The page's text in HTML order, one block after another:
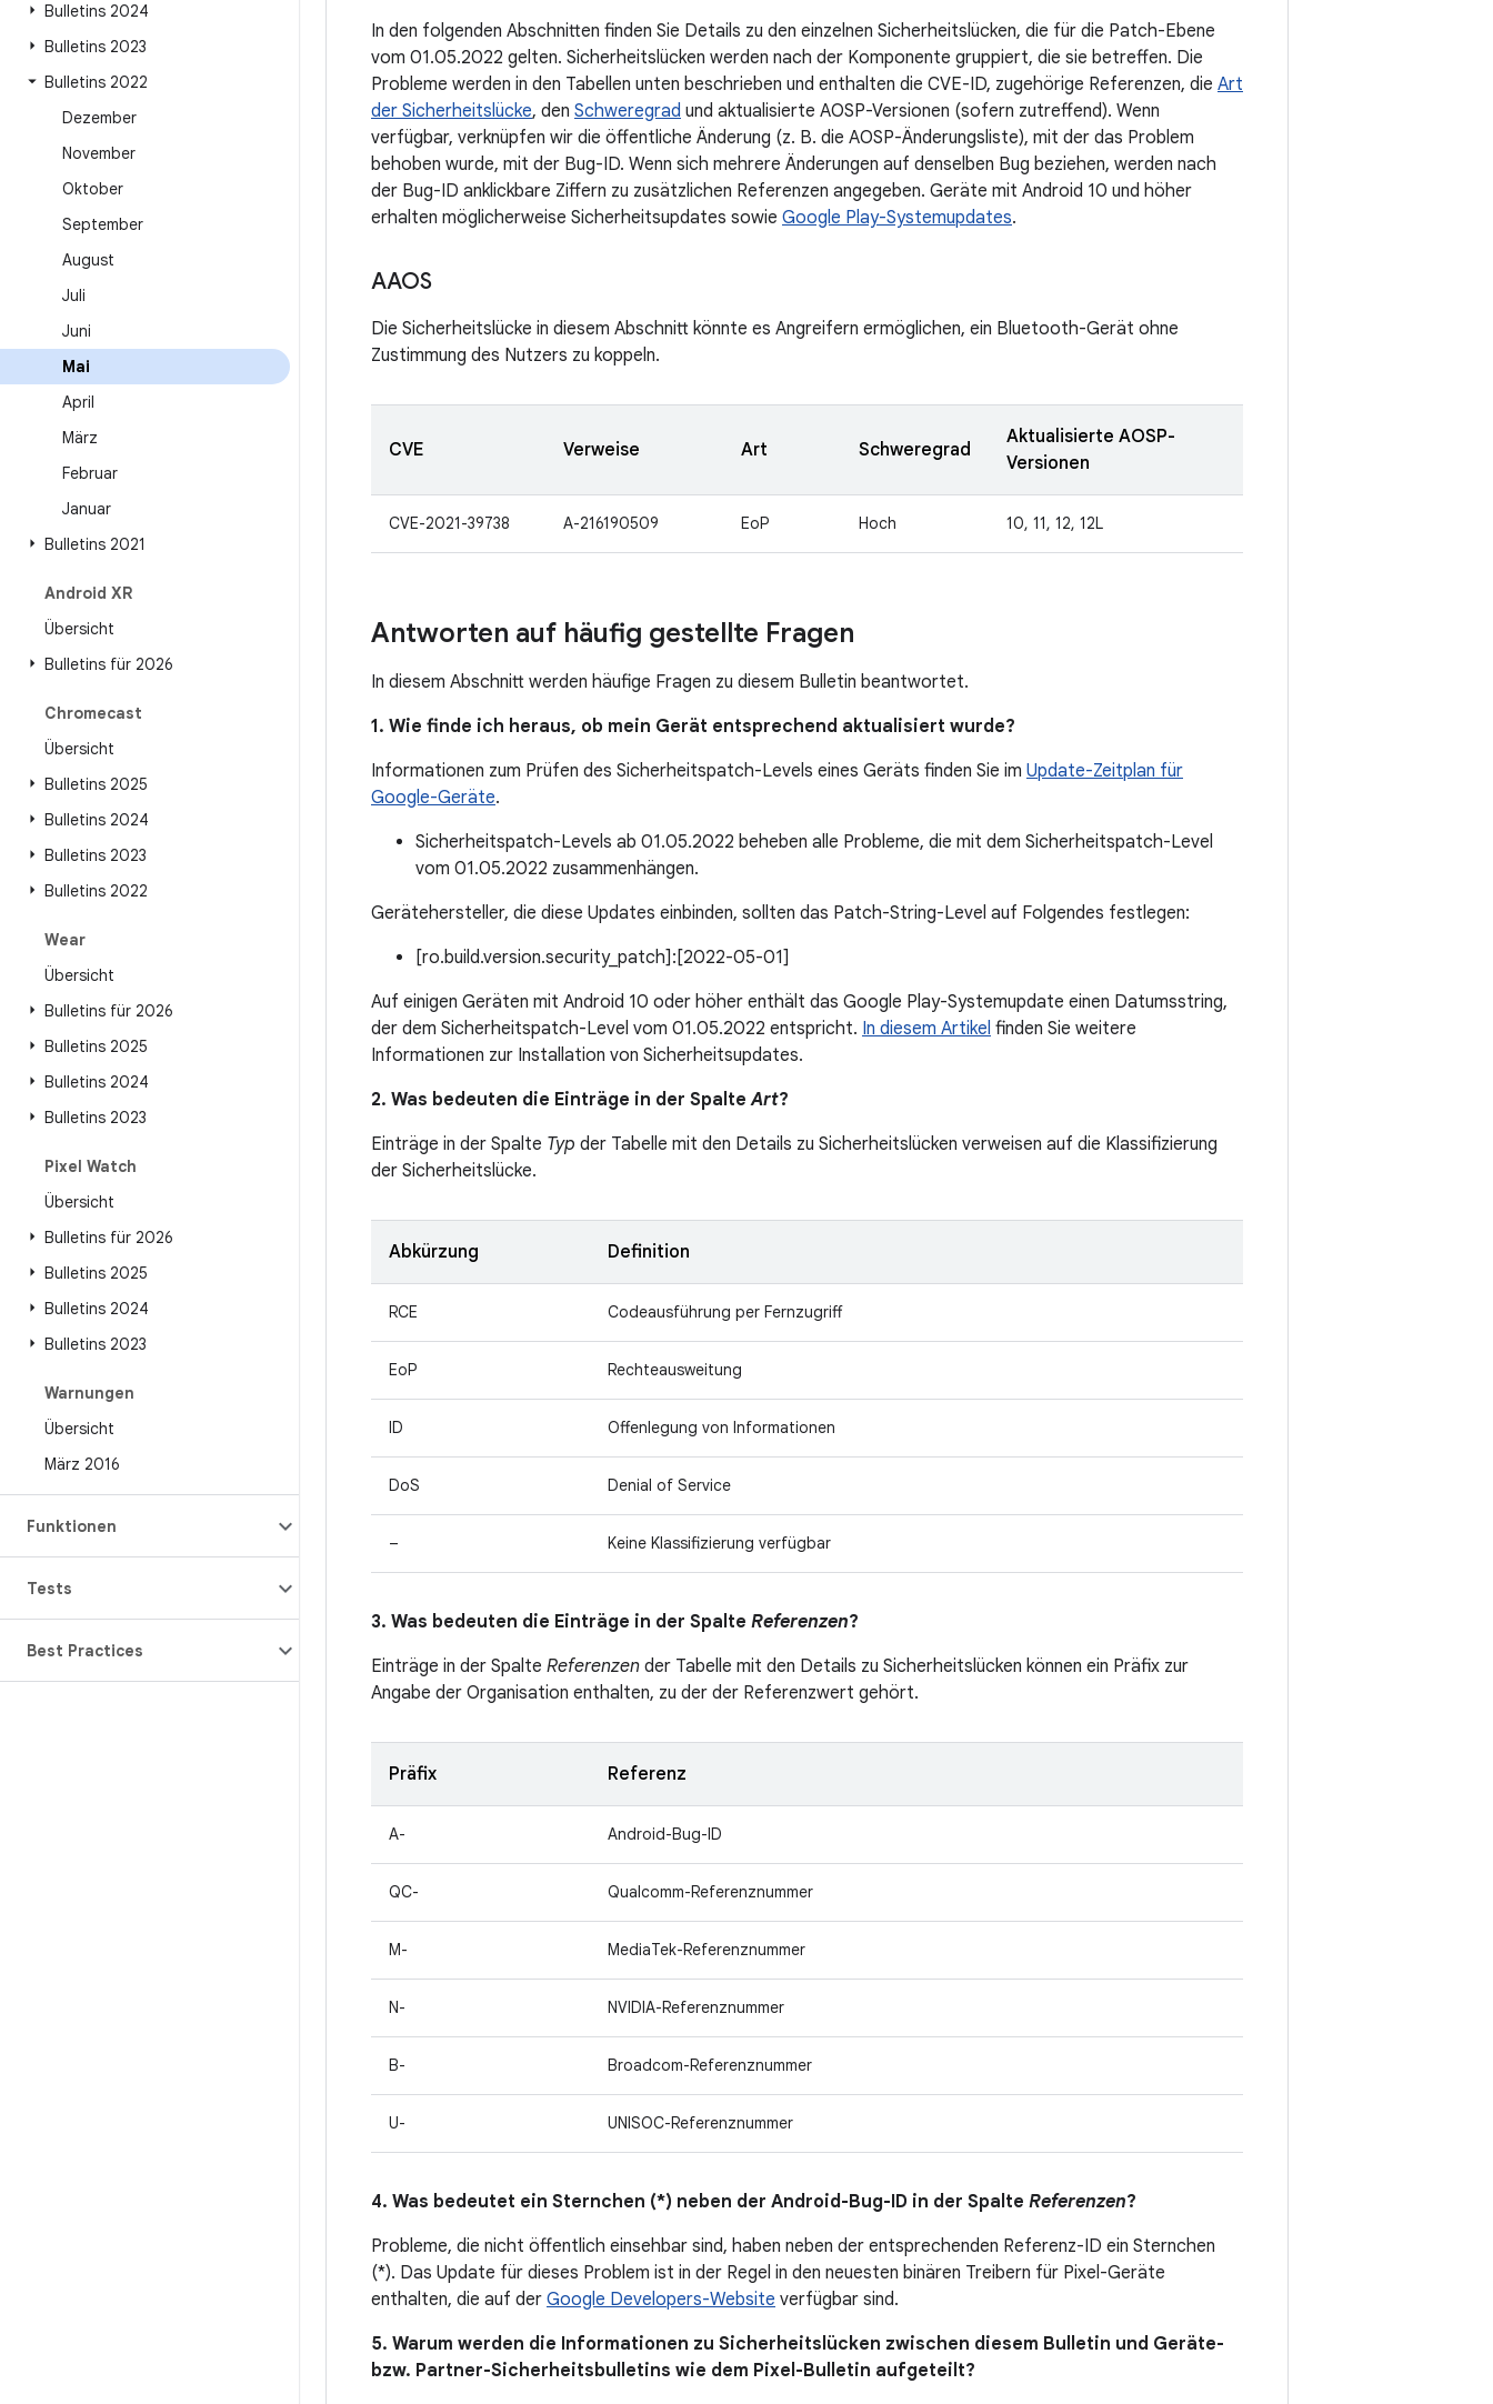
Bulletins 2024
Bulletins 2023
Bulletins 2022
Dezember
November
Oktober
September
August
Juli
Juni
Mai
April
März
Februar
Januar
Bulletins 2021
Android XR
Übersicht
Bulletins für 2026
Chromecast
Übersicht
Bulletins 2025
Bulletins 2024
Bulletins 2023
Bulletins 2022
Wear
Übersicht
Bulletins für 2026
Bulletins 2025
Bulletins 2024
Bulletins 2023
Pixel Watch
Übersicht
Bulletins für 2026
Bulletins 2025
Bulletins 2024
Bulletins 2023
Warnungen
Übersicht
März 2016
Funktionen
Tests
Best Practices
In den folgenden Abschnitten finden Sie Details zu den einzelnen Sicherheitslücken, die für die Patch-Ebene
vom 01.05.2022 gelten. Sicherheitslücken werden nach der Komponente gruppiert, die sie betreffen. Die
Probleme werden in den Tabellen unten beschrieben und enthalten die CVE-ID, zugehörige Referenzen, die Art
der Sicherheitslücke, den Schweregrad und aktualisierte AOSP-Versionen (sofern zutreffend). Wenn
verfügbar, verknüpfen wir die öffentliche Änderung (z. B. die AOSP-Änderungsliste), mit der das Problem
behoben wurde, mit der Bug-ID. Wenn sich mehrere Änderungen auf denselben Bug beziehen, werden nach
der Bug-ID anklickbare Ziffern zu zusätzlichen Referenzen angegeben. Geräte mit Android 10 und höher
erhalten möglicherweise Sicherheitsupdates sowie Google Play-Systemupdates.
AAOS
Die Sicherheitslücke in diesem Abschnitt könnte es Angreifern ermöglichen, ein Bluetooth-Gerät ohne
Zustimmung des Nutzers zu koppeln.
CVE Verweise Art Schweregrad
Aktualisierte AOSP-
Versionen
CVE-2021-39738 A-216190509 EoP Hoch 10, 11, 12, 12L
Antworten auf häufig gestellte Fragen
In diesem Abschnitt werden häufige Fragen zu diesem Bulletin beantwortet.
1. Wie finde ich heraus, ob mein Gerät entsprechend aktualisiert wurde?
Informationen zum Prüfen des Sicherheitspatch-Levels eines Geräts finden Sie im Update-Zeitplan für
Google-Geräte.
Sicherheitspatch-Levels ab 01.05.2022 beheben alle Probleme, die mit dem Sicherheitspatch-Level
vom 01.05.2022 zusammenhängen.
Gerätehersteller, die diese Updates einbinden, sollten das Patch-String-Level auf Folgendes festlegen:
[ro.build.version.security_patch]:[2022-05-01]
Auf einigen Geräten mit Android 10 oder höher enthält das Google Play-Systemupdate einen Datumsstring,
der dem Sicherheitspatch-Level vom 01.05.2022 entspricht. In diesem Artikel finden Sie weitere
Informationen zur Installation von Sicherheitsupdates.
2. Was bedeuten die Einträge in der SpalteArt?
Einträge in der Spalte Typ der Tabelle mit den Details zu Sicherheitslücken verweisen auf die Klassifizierung
der Sicherheitslücke.
Abkürzung Definition
RCE Codeausführung per Fernzugriff
EoP Rechteausweitung
ID Offenlegung von Informationen
DoS Denial of Service
– Keine Klassifizierung verfügbar
3. Was bedeuten die Einträge in der Spalte Referenzen?
Einträge in der Spalte Referenzen der Tabelle mit den Details zu Sicherheitslücken können ein Präfix zur
Angabe der Organisation enthalten, zu der der Referenzwert gehört.
Präfix Referenz
A- Android-Bug-ID
QC- Qualcomm-Referenznummer
M- MediaTek-Referenznummer
N- NVIDIA-Referenznummer
B- Broadcom-Referenznummer
U- UNISOC-Referenznummer
4. Was bedeutet ein Sternchen (*) neben der Android-Bug-ID in der Spalte Referenzen?
Probleme, die nicht öffentlich einsehbar sind, haben neben der entsprechenden Referenz-ID ein Sternchen
(*). Das Update für dieses Problem ist in der Regel in den neuesten binären Treibern für Pixel-Geräte
enthalten, die auf der Google Developers-Website verfügbar sind.
5. Warum werden die Informationen zu Sicherheitslücken zwischen diesem Bulletin und Geräte-
bzw. Partner-Sicherheitsbulletins wie dem Pixel-Bulletin aufgeteilt?